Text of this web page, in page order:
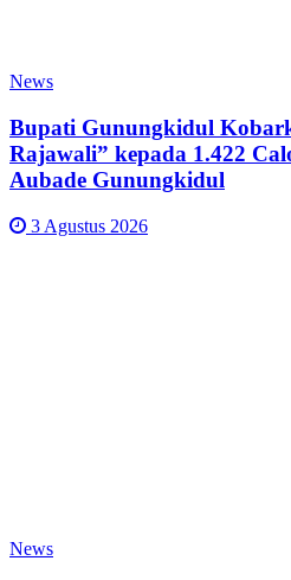
News
Bupati Gunungkidul
Rajawali” kepada 1.422
Aubade Gunungkidul
3 Agustus 2026
News